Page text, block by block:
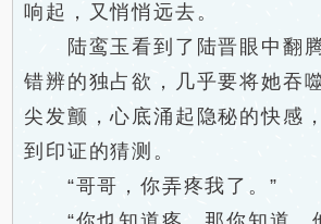
响起，又悄悄远去。
陆鸾玉看到了陆晋眼中翻腾
错辨的独占欲，几乎要将她吞
尖发颤，心底涌起隐秘的快感
到印证的猜测。
“哥哥，你弄疼我了。”